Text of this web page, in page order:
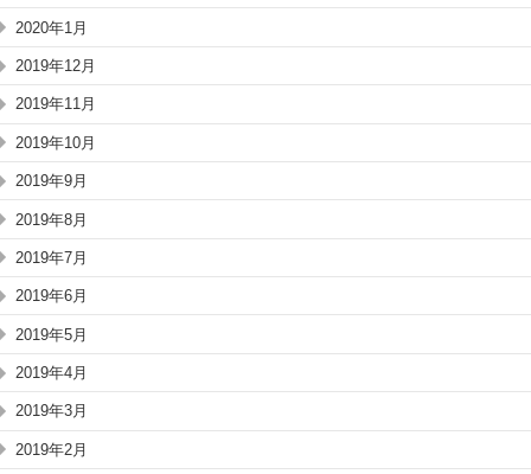
2020年1月
2019年12月
2019年11月
2019年10月
2019年9月
2019年8月
2019年7月
2019年6月
2019年5月
2019年4月
2019年3月
2019年2月